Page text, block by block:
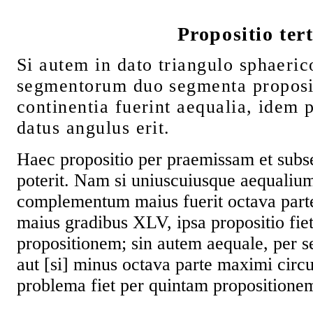
Propositio
Si autem in dato triangulo
segmentorum duo segmenta
continentia fuerint aequalia, idem
datus angulus erit.
Haec propositio per praemissam et
poterit. Nam si uniuscuiusque
complementum maius fuerit octava
maius gradibus XLV, ipsa propositio
propositionem; sin autem aequale, per
aut [si] minus octava parte maximi
problema fiet per quintam